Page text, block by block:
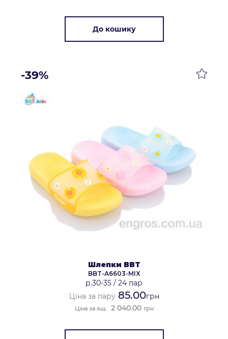
До кошику
-39%
Шлепки BBT
BBT-A6603-MIX
р.30-35 / 24 пар
Ціна за пару85.00грн
Ціна за ящ. 2 040.00 грн